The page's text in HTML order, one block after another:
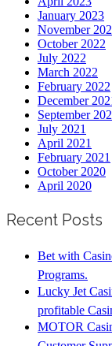
January 2023
November
October 2022
July 2022
March 2022
February 2022
December
September
July 2021
April 2021
February 2021
October 2020
April 2020
Recent Posts
Bet with
Programs.
Lucky Jet
profitable
MOTOR